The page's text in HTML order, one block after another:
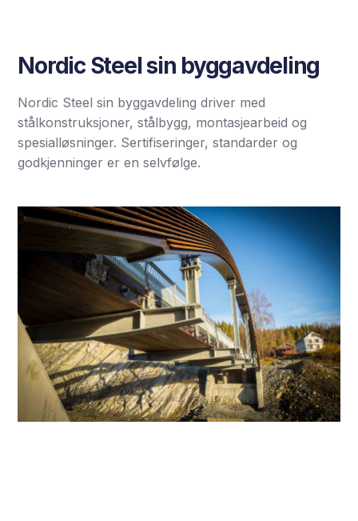
Nordic Steel sin byggavdeling
Nordic Steel sin byggavdeling driver med
stålkonstruksjoner, stålbygg, montasjearbeid og
spesialløsninger. Sertifiseringer, standarder og
godkjenninger er en selvfølge.